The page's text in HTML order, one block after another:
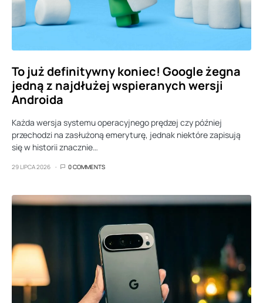
To już definitywny koniec! Google żegna
jedną z najdłużej wspieranych wersji
Androida
Każda wersja systemu operacyjnego prędzej czy później
przechodzi na zasłużoną emeryturę, jednak niektóre zapisują
się w historii znacznie…
29 LIPCA 2026 0 COMMENTS